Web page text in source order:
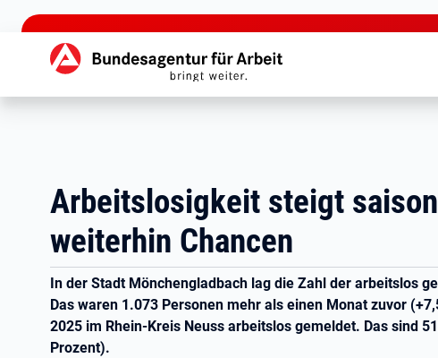
zu den Hauptinhalten springen
Hauptnavigation
Arbeitslosigkeit steigt
weiterhin Chancen
In der Stadt Mönchengladbach lag die Zahl der arbeitslos
Das waren 1.073 Personen mehr als einen Monat zuvor
2025 im Rhein-Kreis Neuss arbeitslos gemeldet. Das sind
Prozent).